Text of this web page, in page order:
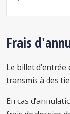
Frais
Le billet
transmis à des
En cas